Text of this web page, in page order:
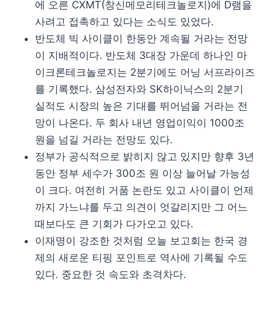
에 오른 CXMT(창신메모리테크놀로지)에 D램을
사려고 접촉하고 있다는 소식도 있었다.
반도체 빅 사이클이 한동안 계속될 거라는 전망
이 지배적이다. 반도체 3대장 가운데 하나인 마
이크론테크놀로지는 2분기에도 어닝 서프라이즈
를 기록했다. 삼성전자와 SK하이닉스의 2분기
실적도 시장의 높은 기대를 뛰어넘을 거라는 전
망이 나온다. 두 회사 내년 영업이익이 1000조
원을 넘길 거라는 전망도 있다.
정부가 공식적으로 밝히지 않고 있지만 향후 3년
동안 정부 세수가 300조 원 이상 늘어날 가능성
이 크다. 여전히 거품 논란도 있고 사이클이 언제
까지 가느냐를 두고 의견이 엇갈리지만 그 어느
때보다도 큰 기회가 다가오고 있다.
이재명이 강조한 것처럼 오늘 보고회는 한국 경
제의 새로운 티핑 포인트로 역사에 기록될 수도
있다. 중요한 것 속도와 초격차다.